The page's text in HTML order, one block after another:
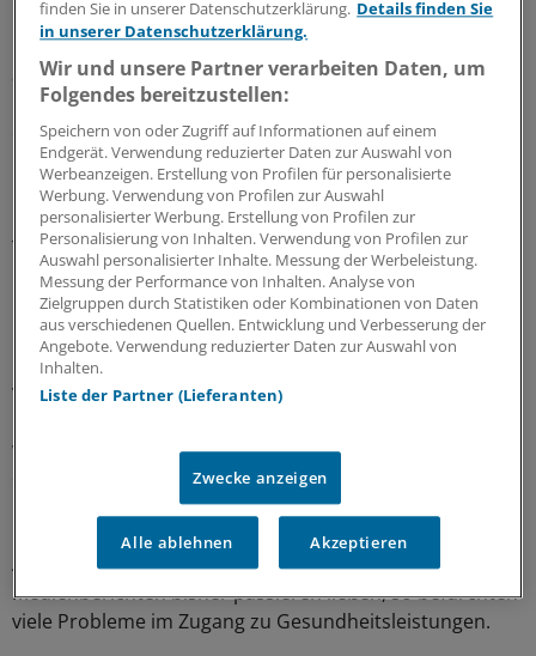
Dass im Gesundheits- und Sozialwesen Griechenlands
noch immer vieles im Argen liegt, zeigen auch die
anhaltenden Proteste gegen die geplante Rentenreform.
Unter den Demonstranten - allein in Athen sollen es in
einer Woche mehr als 100.000 Menschen gewesen sein -
befanden sich auch zahlreiche Apotheker.
Die Reformpläne der Regierung von Ministerpräsident
Tsipras sehen unter anderem Kürzungen von neuen
Renten um 15 Prozent und erhebliche Einbußen bei
Freischaffenden und Landwirten vor.
Letztere wollen ihre wochenlangen Proteste nun
verstärken: Zusätzlich zu den bestehenden rund 130
wird auch das Schienennetz lahmgelegt, zudem wollen
die Landwirte das Athener Stadtzentrum von Freitag an
mindestens zwei Tage blockieren.
Auch wenn die Protestierenden Notfälle laut
Medienberichten bisher passieren ließen, so befürchten
viele Probleme im Zugang zu Gesundheitsleistungen.
finden Sie in unserer Datenschutzerklärung. Details finden Sie
in unserer Datenschutzerklärung.
Wir und unsere Partner verarbeiten Daten, um
Folgendes bereitzustellen:
Speichern von oder Zugriff auf Informationen auf einem
Endgerät. Verwendung reduzierter Daten zur Auswahl von
Werbeanzeigen. Erstellung von Profilen für personalisierte
Werbung. Verwendung von Profilen zur Auswahl
personalisierter Werbung. Erstellung von Profilen zur
Personalisierung von Inhalten. Verwendung von Profilen zur
Auswahl personalisierter Inhalte. Messung der Werbeleistung.
Messung der Performance von Inhalten. Analyse von
Zielgruppen durch Statistiken oder Kombinationen von Daten
aus verschiedenen Quellen. Entwicklung und Verbesserung der
Angebote. Verwendung reduzierter Daten zur Auswahl von
Inhalten.
Liste der Partner (Lieferanten)
Zwecke anzeigen
Alle ablehnen Akzeptieren